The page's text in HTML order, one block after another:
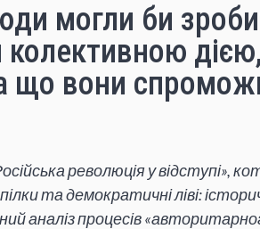
могли би
колективною
що вони
революція у відступі»,
та демократичні ліві:
аналіз процесів